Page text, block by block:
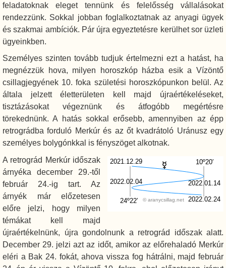
feladatoknak eleget tennünk és felelősség vállalásokat
rendezzünk. Sokkal jobban foglalkoztatnak az anyagi ügyek
és szakmai ambíciók. Pár újra egyeztetésre kerülhet sor üzleti
ügyeinkben.
Személyes szinten tovább tudjuk értelmezni ezt a hatást, ha
megnézzük hova, milyen horoszkóp házba esik a Vízöntő
csillagjegyének 10. foka születési horoszkópunkon belül. Az
általa jelzett életterületen kell majd újraértékeléseket,
tisztázásokat végeznünk és átfogóbb megértésre
törekednünk. A hatás sokkal erősebb, amennyiben az épp
retrográdba forduló Merkúr és az őt kvadrátoló Uránusz egy
személyes bolygónkkal is fényszöget alkotnak.
2021.12.29
2022.01.14
2022.02.04
2022.02.24
10º20′
24º22′ © aranycsillag.net
A retrográd Merkúr időszak
árnyéka december 29.-től
február 24.-ig tart. Az
árnyék már előzetesen
előre jelzi, hogy milyen
témákat kell majd
újraértékelnünk, újra gondolnunk a retrográd időszak alatt.
December 29. jelzi azt az időt, amikor az előrehaladó Merkúr
eléri a Bak 24. fokát, ahova vissza fog hátrálni, majd február